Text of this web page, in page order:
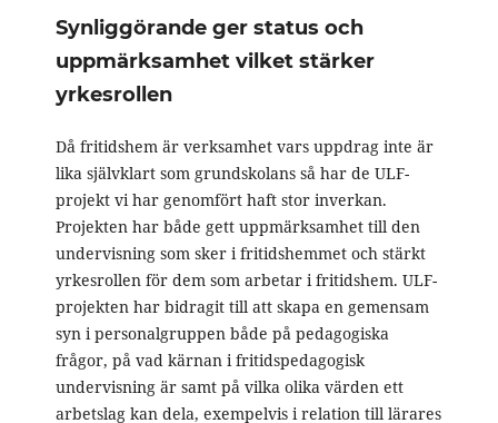
Synliggörande ger status och
uppmärksamhet vilket stärker
yrkesrollen
Då fritidshem är verksamhet vars uppdrag inte är
lika självklart som grundskolans så har de ULF-
projekt vi har genomfört haft stor inverkan.
Projekten har både gett uppmärksamhet till den
undervisning som sker i fritidshemmet och stärkt
yrkesrollen för dem som arbetar i fritidshem. ULF-
projekten har bidragit till att skapa en gemensam
syn i personalgruppen både på pedagogiska
frågor, på vad kärnan i fritidspedagogisk
undervisning är samt på vilka olika värden ett
arbetslag kan dela, exempelvis i relation till lärares